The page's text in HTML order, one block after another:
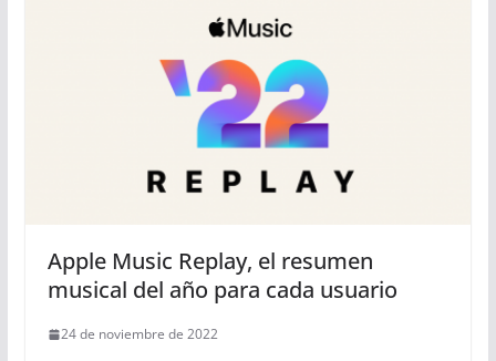
Apple Music Replay, el resumen
musical del año para cada usuario
24 de noviembre de 2022